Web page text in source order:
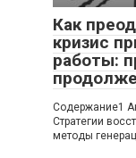
Как
кризис
работы:
Содержание1
Стратегии
методы